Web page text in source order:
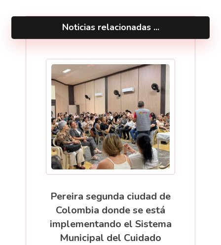
Noticias relacionadas ...
Pereira segunda ciudad de
Colombia donde se está
implementando el Sistema
Municipal del Cuidado